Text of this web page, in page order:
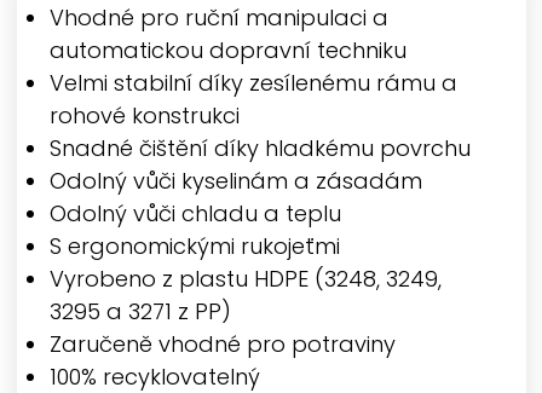
Vhodné pro ruční manipulaci a
automatickou dopravní techniku
Velmi stabilní díky zesílenému rámu a
rohové konstrukci
Snadné čištění díky hladkému povrchu
Odolný vůči kyselinám a zásadám
Odolný vůči chladu a teplu
S ergonomickými rukojeťmi
Vyrobeno z plastu HDPE (3248, 3249,
3295 a 3271 z PP)
Zaručeně vhodné pro potraviny
100% recyklovatelný